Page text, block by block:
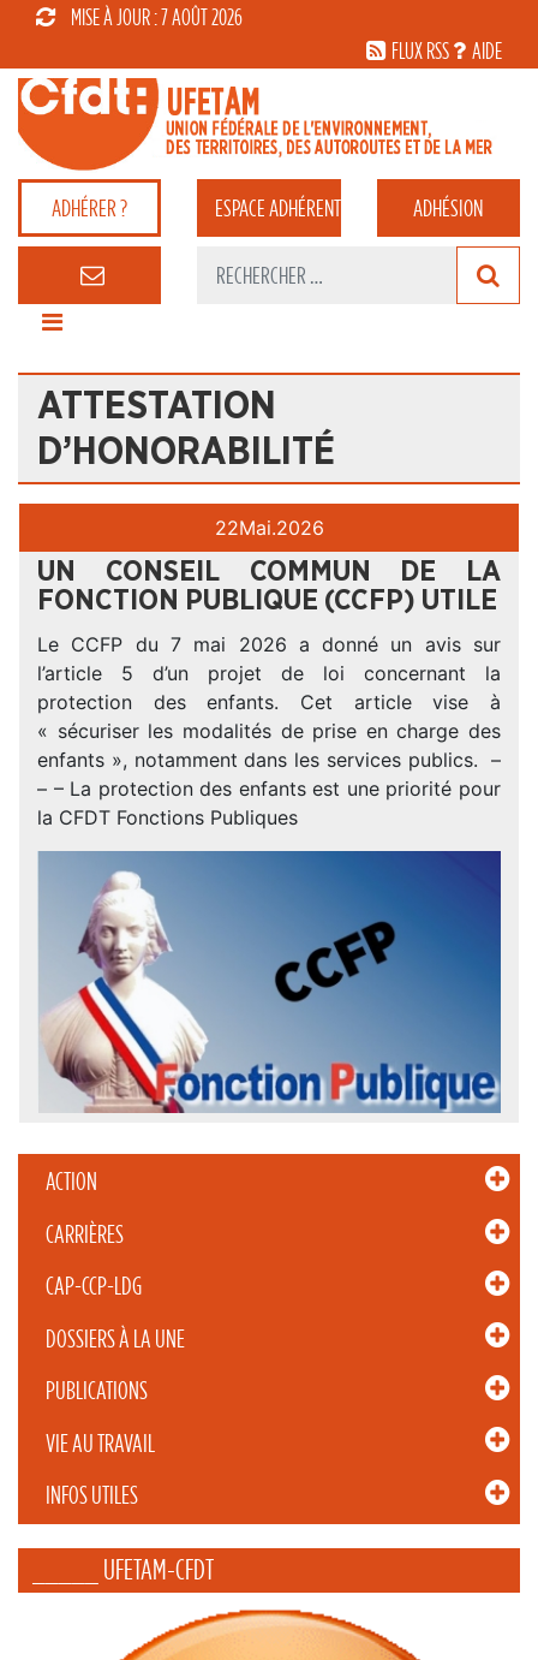
MISE À JOUR : 7 AOÛT 2026
FLUX RSS
AIDE
ADHÉRER ? ESPACEADHÉRENT ADHÉSION
ATTESTATION
D’HONORABILITÉ
ACTION
CARRIÈRES
CAP-CCP-LDG
DOSSIERS À LA UNE
PUBLICATIONS
VIE AU TRAVAIL
INFOS UTILES
_____ UFETAM-CFDT
22Mai.2026
UN CONSEIL COMMUN DE LA
FONCTION PUBLIQUE (CCFP) UTILE
Le CCFP du 7 mai 2026 a donné un avis sur
l’article 5 d’un projet de loi concernant la
protection des enfants. Cet article vise à
« sécuriser les modalités de prise en charge des
enfants », notamment dans les services publics. –
– – La protection des enfants est une priorité pour
la CFDT Fonctions Publiques